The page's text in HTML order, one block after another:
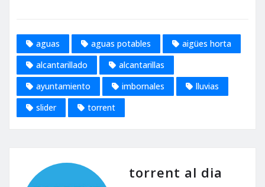
aguas aguas potables
aigües horta
alcantarillado
alcantarillas
ayuntamiento
imbornales
lluvias
slider
torrent
torrent al dia